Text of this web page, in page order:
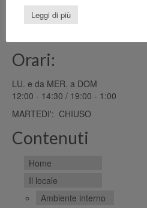
0522 082778
sangregoriocorreggio@gmail.com
Orari:
LU. e da MER. a DOM
12:00 - 14:30 / 19:00 - 1:00
MARTEDI': CHIUSO
Contenuti
Home
Il locale
Ambiente interno
Leggi di più